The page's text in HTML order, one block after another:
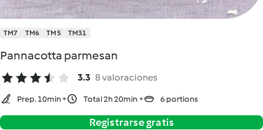
TM7 TM6 TM5 TM31
Pannacotta parmesan
3.3 8 valoraciones
Prep. 10min Total 2h 20min 6 portions
Registrarse gratis